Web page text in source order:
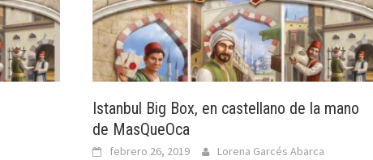
Istanbul Big Box, en castellano de la mano
de MasQueOca
febrero 26, 2019 Lorena Garcés Abarca